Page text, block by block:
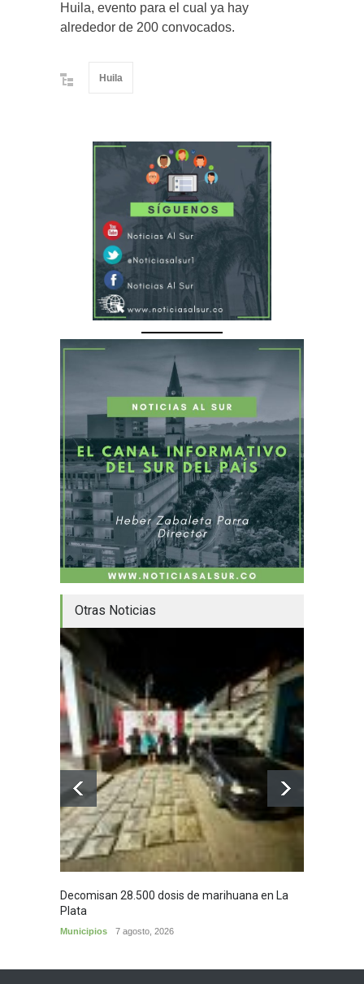
Huila, evento para el cual ya hay
alrededor de 200 convocados.
Huila
Otras Noticias
Decomisan 28.500 dosis de marihuana en La
Plata
Municipios 7 agosto, 2026